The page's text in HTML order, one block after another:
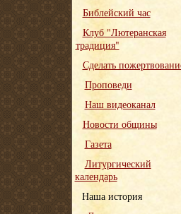
Библейский час
Клуб "Лютеранская
традиция"
Сделать
Проповеди
Наш видеоканал
Новости общины
Газета
Литургический
календарь
Наша история